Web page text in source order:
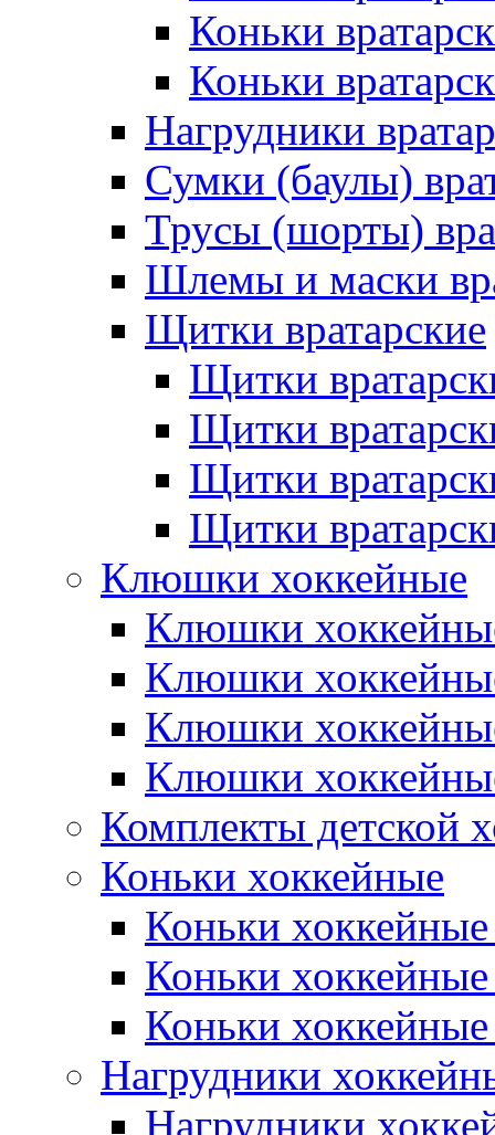
Коньки
Коньки
Нагрудники
Сумки (баулы)
Трусы (шорты)
Шлемы и маски
Щитки вратарские
Щитки
Щитки
Щитки
Щитки
Клюшки хоккейные
Клюшки
Клюшки
Клюшки
Клюшки
Комплекты детской
Коньки хоккейные
Коньки хоккейные
Коньки
Коньки
Нагрудники
Нагрудники